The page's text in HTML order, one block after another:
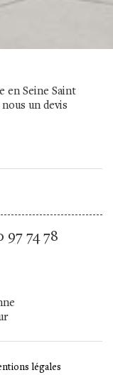
en Seine Saint
un devis
97 74 78
légales